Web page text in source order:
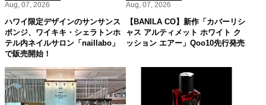
Aug, 07, 2026
ハワイ限定デザインのサンサンス
ポンジ、ワイキキ・シェラトンホ
テル内ネイルサロン「naillabo」
で販売開始！
Aug, 07, 2026
【BANILA CO】新作「カバーリシ
ャス アルティメット ホワイト ク
ッション エアー」Qoo10先行発売